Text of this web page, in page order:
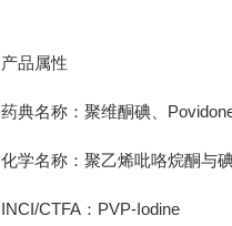
产品属性
药典名称：聚维酮碘、
化学名称：聚乙烯吡咯烷酮与
INCI/CTFA：PVP-Iodine